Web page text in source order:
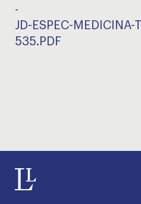
-
JD-ESPEC-MEDICINA-
535.PDF